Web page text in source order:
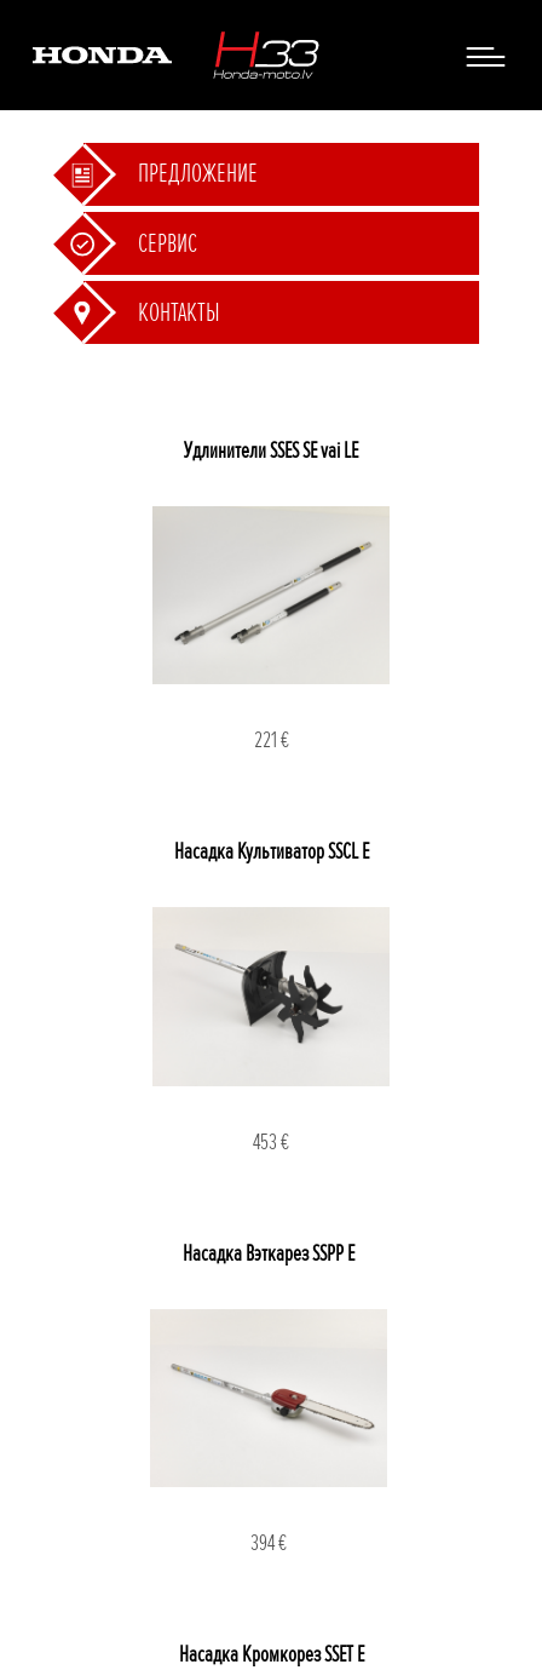
ПРЕДЛОЖЕНИЕ
СЕРВИС
КОНТАКТЫ
Удлинители SSES SE vai LE
221 €
Насадка Культиватор SSCL E
453 €
Насадка Вэткарез SSPP E
394 €
Насадка Кромкорез SSET E